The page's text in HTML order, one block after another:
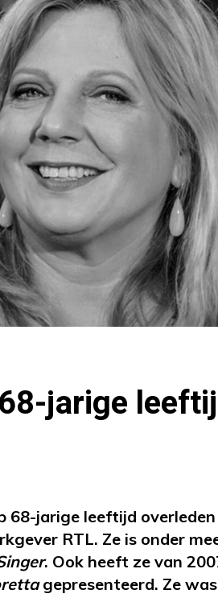
jarige
jarige leeftijd
RTL. Ze is onder
. Ook heeft ze van
gepresenteerd. Ze